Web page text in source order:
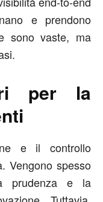
e prendono
sono vaste, ma
per la
e il controllo
Vengono spesso
prudenza e la